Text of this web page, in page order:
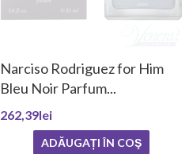
Narciso Rodriguez for Him
Bleu Noir Parfum...
262,39lei
ADĂUGAȚI ÎN COŞ